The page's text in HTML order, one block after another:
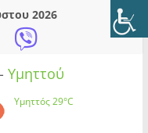
2026
- Υμηττού
Υμηττός29°C